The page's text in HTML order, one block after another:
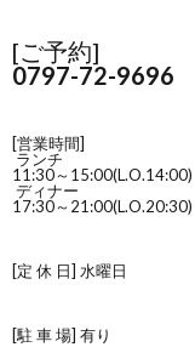
[ご予約]
0797-72-9696
[営業時間]
ランチ
11:30～15:00(L.O.14:00)
ディナー
17:30～21:00(L.O.20:30)
[定 休 日] 水曜日
[駐 車 場] 有り